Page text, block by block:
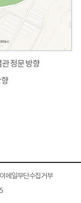
정문 방향
이메일무단수집거부